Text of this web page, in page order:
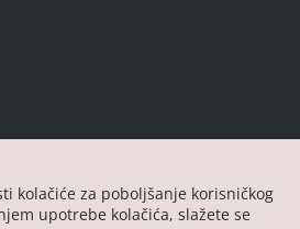
kolačiće za poboljšanje korisničkog
upotrebe kolačića, slažete se